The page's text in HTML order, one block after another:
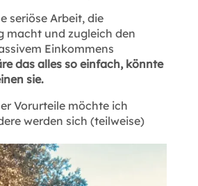
seriöse Arbeit, die
macht und zugleich den
Einkommens
das alles so einfach, könnte
sie.
Vorurteile möchte ich
werden sich (teilweise)